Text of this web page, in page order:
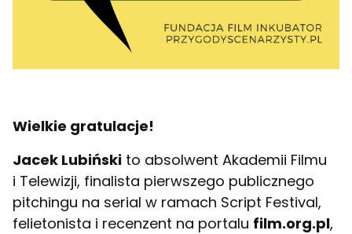
Wielkie gratulacje!
Jacek Lubiński to absolwent Akademii Filmu
i Telewizji, finalista pierwszego publicznego
pitchingu na serial w ramach Script Festival,
felietonista i recenzent na portalu film.org.pl,